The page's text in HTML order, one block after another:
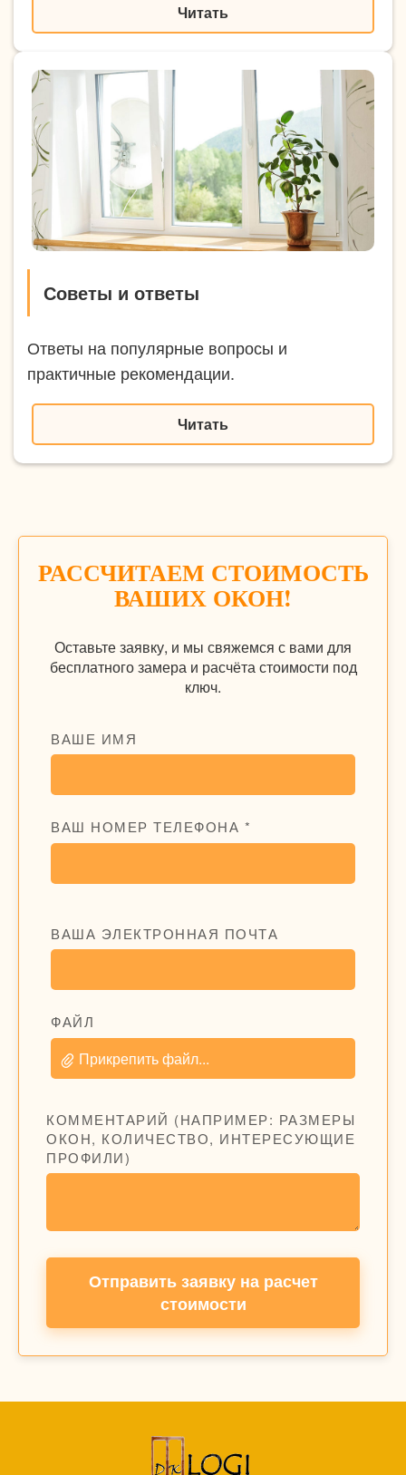
Читать
Советы и ответы
Ответы на популярные вопросы и
практичные рекомендации.
Читать
РАССЧИТАЕМ СТОИМОСТЬ
ВАШИХ ОКОН!
Оставьте заявку, и мы свяжемся с вами для
бесплатного замера и расчёта стоимости под
ключ.
ВАШЕ ИМЯ
ВАШ НОМЕР ТЕЛЕФОНА *
ВАША ЭЛЕКТРОННАЯ ПОЧТА
ФАЙЛ
Прикрепить файл...
КОММЕНТАРИЙ (НАПРИМЕР: РАЗМЕРЫ
ОКОН, КОЛИЧЕСТВО, ИНТЕРЕСУЮЩИЕ
ПРОФИЛИ)
Отправить заявку на расчет
стоимости